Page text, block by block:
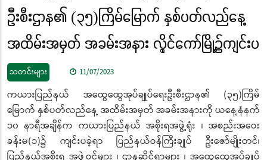
ဦးစီးဌာန၏ (၃၅)ကြိမ်မြောက် နှစ်ပတ်လည်နေ့
အထိမ်းအမှတ် အခမ်းအနား လွိုင်ကော်မြို့၌ကျင်းပ
သတင်းများ 11/07/2023
ကယားပြည်နယ် အထွေထွေအုပ်ချုပ်ရေးဦးစီးဌာန၏ (၃၅)ကြိမ်
မြောက် နှစ်ပတ်လည်နေ့ အထိမ်းအမှတ် အခမ်းအနားကို ယနေ့နံနက်
၁၀ နာရီအချိန်က ကယားပြည်နယ် အစိုးရအဖွဲ့ရုံး ၊ အစည်းအဝေး
ခန်းမ(၁)၌ ကျင်းပခဲ့ရာ ပြည်နယ်ဝန်ကြီးချုပ် ဦးဇော်မျိုးတင်၊
ပြည်နယ်အစိုးရ အဖွဲ့ဝင်များ ၊ ဌာနဆိုင်ရာများ ၊ အထွေထွေအုပ်ချုပ်